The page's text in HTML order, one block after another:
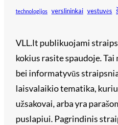
technologijos verslininkai vestuvės
VLL.lt publikuojami
kokius rasite spaudoje.
bei informatyvūs
laisvalaikio tematika,
užsakovai, arba yra
puslapiui. Pagrindinis